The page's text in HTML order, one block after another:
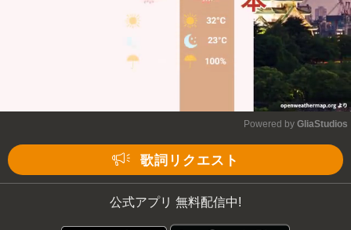
Powered by GliaStudios
歌詞リクエスト
公式アプリ 無料配信中!